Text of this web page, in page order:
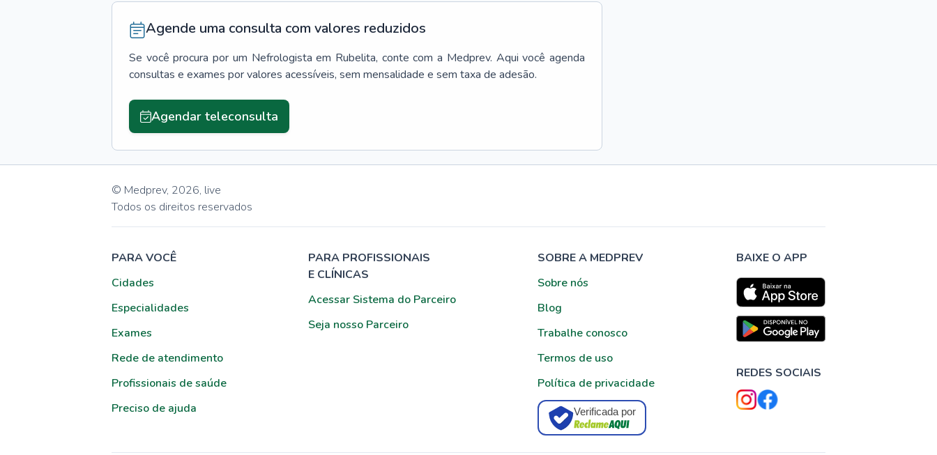
Agende uma consulta com valores reduzidos
Se você procura por um Nefrologista em Rubelita, conte com a Medprev. Aqui você agenda
consultas e exames por valores acessíveis, sem mensalidade e sem taxa de adesão.
Agendar teleconsulta
© Medprev, 2026, live
Todos os direitos reservados
PARA VOCÊ
Cidades
Especialidades
Exames
Rede de atendimento
Profissionais de saúde
Preciso de ajuda
PARA PROFISSIONAIS
E CLÍNICAS
Acessar Sistema do Parceiro
Seja nosso Parceiro
SOBRE A MEDPREV
Sobre nós
Blog
Trabalhe conosco
Termos de uso
Política de privacidade
Verificada por
BAIXE O APP
REDES SOCIAIS